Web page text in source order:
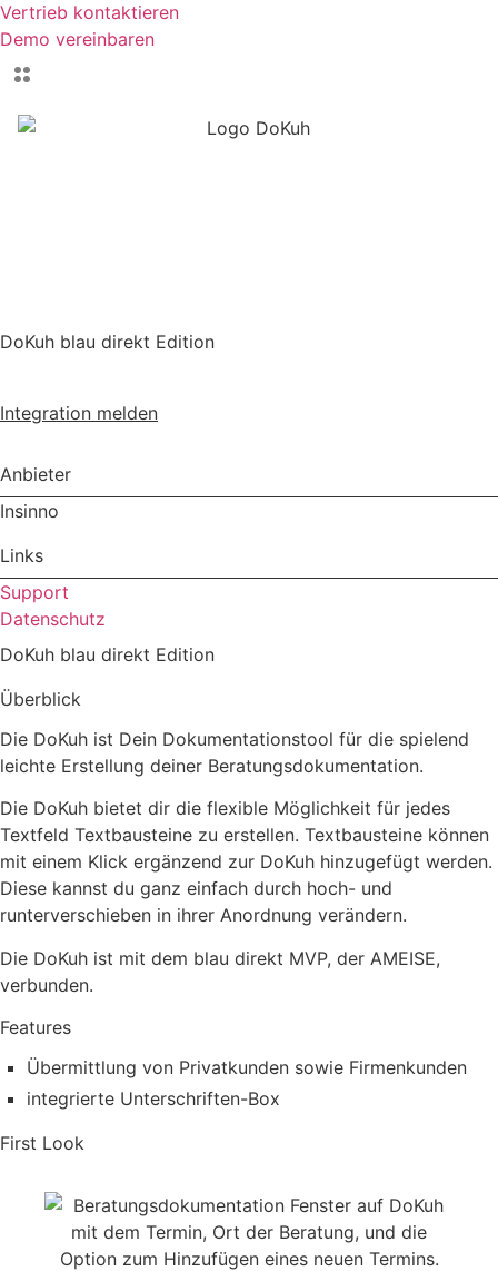
Vertrieb kontaktieren
Demo vereinbaren
DoKuh blau direkt Edition
Integration melden
Anbieter
Insinno
Links
Support
Datenschutz
DoKuh blau direkt Edition
Überblick
Die DoKuh ist Dein Dokumentationstool für die spielend
leichte Erstellung deiner Beratungsdokumentation.
Die DoKuh bietet dir die flexible Möglichkeit für jedes
Textfeld Textbausteine zu erstellen. Textbausteine können
mit einem Klick ergänzend zur DoKuh hinzugefügt werden.
Diese kannst du ganz einfach durch hoch- und
runterverschieben in ihrer Anordnung verändern.
Die DoKuh ist mit dem blau direkt MVP, der AMEISE,
verbunden.
Features
Übermittlung von Privatkunden sowie Firmenkunden
integrierte Unterschriften-Box
First Look